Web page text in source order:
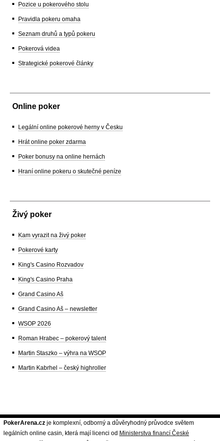
Pozice u pokerového stolu
Pravidla pokeru omaha
Seznam druhů a typů pokeru
Pokerová videa
Strategické pokerové články
Online poker
Legální online pokerové herny v Česku
Hrát online poker zdarma
Poker bonusy na online hernách
Hraní online pokeru o skutečné peníze
Živý poker
Kam vyrazit na živý poker
Pokerové karty
King's Casino Rozvadov
King's Casino Praha
Grand Casino Aš
Grand Casino Aš – newsletter
WSOP 2026
Roman Hrabec – pokerový talent
Martin Staszko – výhra na WSOP
Martin Kabrhel – český highroller
PokerArena.cz je komplexní, odborný a důvěryhodný průvodce světem
legálních online casin, která mají licenci od Ministerstva financí České